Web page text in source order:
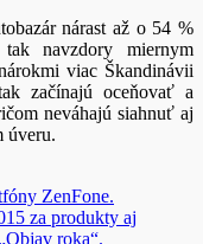
nárast až o 54 %
navzdory miernym
viac Škandinávii
začínajú oceňovať a
neváhajú siahnuť aj
úveru.
ZenFone.
za produkty aj
roka“.